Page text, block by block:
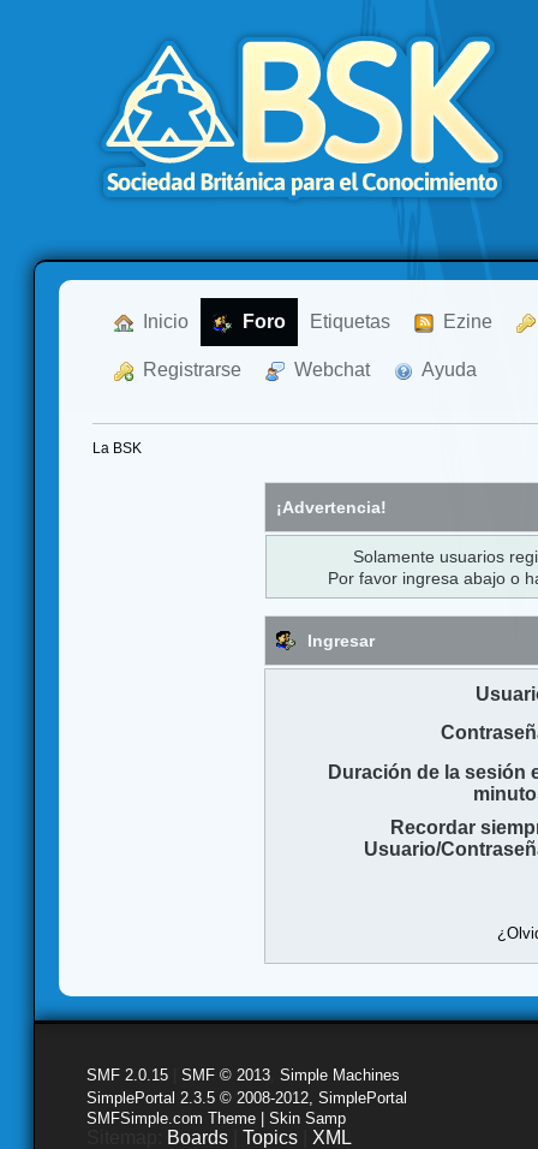
Inicio Foro Etiquetas Ezine
Registrarse Webchat Ayuda
La BSK
¡Advertencia!
Solamente usuarios
Por favor ingresa abajo o
Ingresar
Duración de la sesión
Recordar
Usuario/
SMF 2.0.15 SMF © 2013 Simple Machines
SimplePortal 2.3.5 © 2008-2012, SimplePortal
SMFSimple.com Theme | Skin Samp
Boards Topics XML